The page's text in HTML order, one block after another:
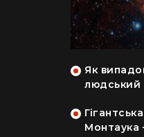
Як
людський
Монтаука